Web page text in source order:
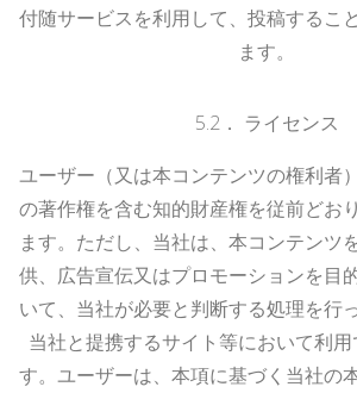
付随サービスを利用して、投稿するこ
ます。
5.2． ライセンス
ユーザー（又は本コンテンツの権利者
の著作権を含む知的財産権を従前どお
ます。ただし、当社は、本コンテンツ
供、広告宣伝又はプロモーションを目
いて、当社が必要と判断する処理を行
当社と提携するサイト等において利
す。ユーザーは、本項に基づく当社の